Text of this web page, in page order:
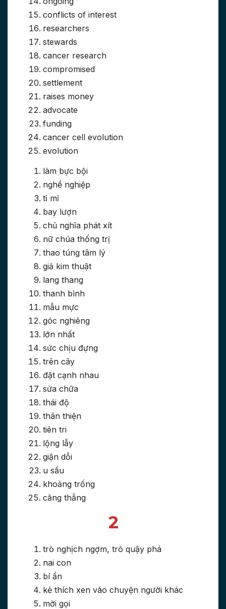
conflicts of interest
researchers
stewards
cancer research
compromised
settlement
raises money
advocate
funding
cancer cell evolution
evolution
làm bực bội
nghề nghiệp
tỉ mỉ
bay lượn
chủ nghĩa phát xít
nữ chúa thống trị
thao túng tâm lý
giả kim thuật
lang thang
thanh bình
mẫu mực
góc nghiêng
lớn nhất
sức chịu đựng
trên cây
đặt cạnh nhau
sửa chữa
thái độ
thân thiện
tiên tri
lộng lẫy
giận dỗi
u sầu
khoảng trống
căng thẳng
2
trò nghịch ngợm, trò quậy phá
nai con
bí ẩn
kẻ thích xen vào chuyện người khác
mời gọi